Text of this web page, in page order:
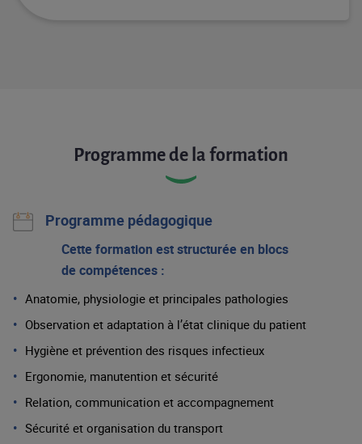
Programme de la formation
Programme pédagogique
Cette formation eststructuréeen blocs
decompétences :
Anatomie, physiologie et principales pathologies
Observation et adaptation à l’état clinique du patient
Hygiène et prévention des risques infectieux
Ergonomie, manutention et sécurité
Relation, communication et accompagnement
Sécurité et organisation du transport